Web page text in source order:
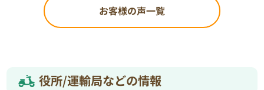
お客様の声一覧
役所/運輸局などの情報